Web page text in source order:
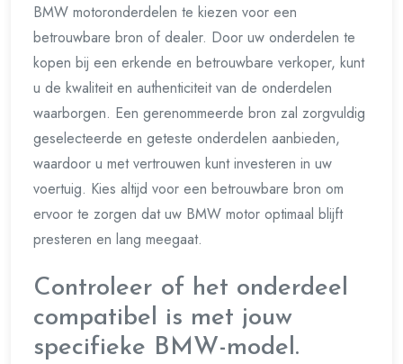
BMW motoronderdelen te kiezen voor een
betrouwbare bron of dealer. Door uw onderdelen te
kopen bij een erkende en betrouwbare verkoper, kunt
u de kwaliteit en authenticiteit van de onderdelen
waarborgen. Een gerenommeerde bron zal zorgvuldig
geselecteerde en geteste onderdelen aanbieden,
waardoor u met vertrouwen kunt investeren in uw
voertuig. Kies altijd voor een betrouwbare bron om
ervoor te zorgen dat uw BMW motor optimaal blijft
presteren en lang meegaat.
Controleer of het onderdeel
compatibel is met jouw
specifieke BMW-model.